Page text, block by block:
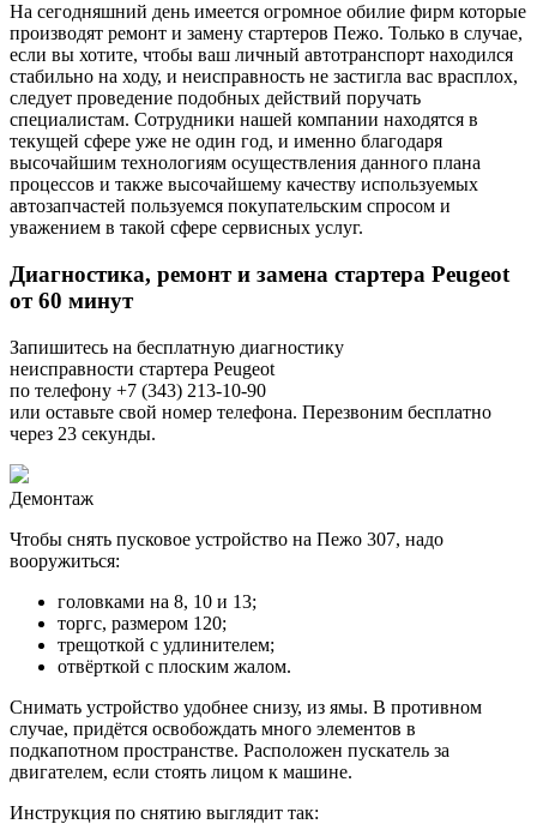
На сегодняшний день имеется огромное обилие фирм которые
производят ремонт и замену стартеров Пежо. Только в случае,
если вы хотите, чтобы ваш личный автотранспорт находился
стабильно на ходу, и неисправность не застигла вас врасплох,
следует проведение подобных действий поручать
специалистам. Сотрудники нашей компании находятся в
текущей сфере уже не один год, и именно благодаря
высочайшим технологиям осуществления данного плана
процессов и также высочайшему качеству используемых
автозапчастей пользуемся покупательским спросом и
уважением в такой сфере сервисных услуг.
Диагностика, ремонт и замена стартера Peugeot
от 60 минут
Запишитесь на бесплатную диагностику
неисправности стартера Peugeot
по телефону +7 (343) 213-10-90
или оставьте свой номер телефона. Перезвоним бесплатно
через 23 секунды.
Демонтаж
Чтобы снять пусковое устройство на Пежо 307, надо
вооружиться:
головками на 8, 10 и 13;
торгс, размером 120;
трещоткой с удлинителем;
отвёрткой с плоским жалом.
Снимать устройство удобнее снизу, из ямы. В противном
случае, придётся освобождать много элементов в
подкапотном пространстве. Расположен пускатель за
двигателем, если стоять лицом к машине.
Инструкция по снятию выглядит так: